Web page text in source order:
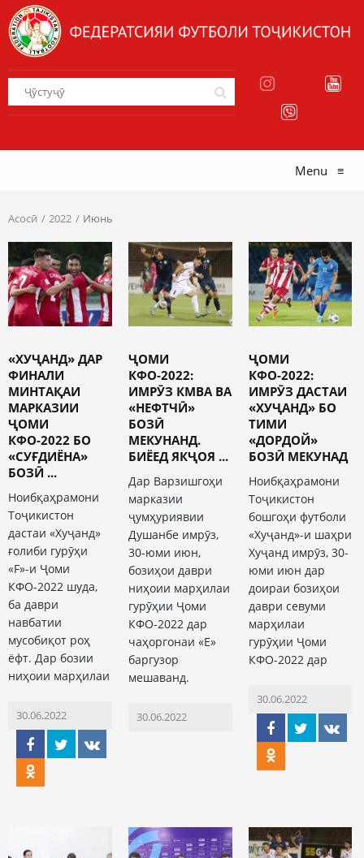
Menu ≡
Асосӣ 2022 Июнь
«ХУҶАНД» ДАР
ФИНАЛИ
МИНТАҚАИ
МАРКАЗИИ
ҶОМИ
КФО-2022 БО
«СУҒДИЁНА»
БОЗӢ ...
Ноибқаҳрамони
Тоҷикистон
дастаи «Хуҷанд»
ғолиби гурӯҳи
«F»-и Ҷоми
КФО-2022 шуда,
ба даври
навбатии
мусобиқот роҳ
ёфт. Дар бозии
ниҳоии марҳилаи
30.06.2022
ҶОМИ
КФО-2022:
ИМРӮЗ КМВА ВА
«НЕФТЧӢ»
БОЗӢ
МЕКУНАНД.
БИЁЕД ЯКҶОЯ ...
Дар Варзишгоҳи
марказии
ҷумҳуриявии
Душанбе имрӯз,
30-юми июн,
бозиҳои даври
ниҳоии марҳилаи
гурӯҳии Ҷоми
КФО-2022 дар
чаҳоргонаи «Е»
баргузор
мешаванд.
30.06.2022
ҶОМИ
КФО-2022:
ИМРӮЗ ДАСТАИ
«ХУҶАНД» БО
ТИМИ
«ДОРДОЙ»
БОЗӢ МЕКУНАД
Ноибқаҳрамони
Тоҷикистон
бошгоҳи футболи
«Хуҷанд»-и шаҳри
Хуҷанд имрӯз, 30-
юми июн дар
доираи бозиҳои
даври севуми
марҳилаи
гурӯҳии Ҷоми
КФО-2022 дар
30.06.2022